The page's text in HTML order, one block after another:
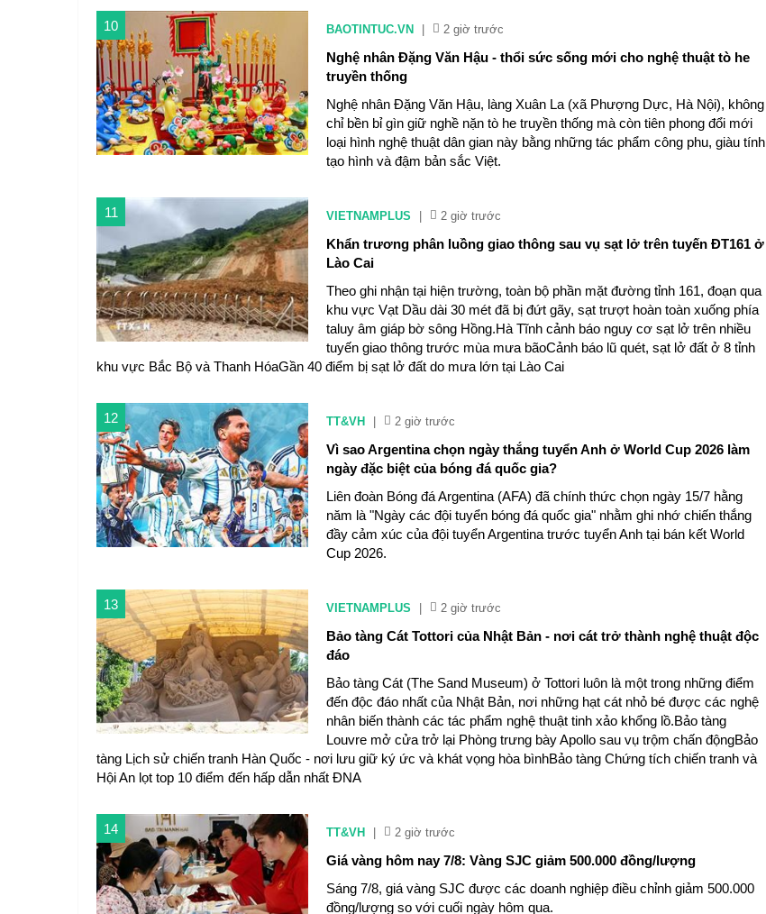
10 BAOTINTUC.VN 2 giờ trước
Nghệ nhân Đặng Văn Hậu - thổi sức sống mới cho nghệ thuật tò he
truyền thống
Nghệ nhân Đặng Văn Hậu, làng Xuân La (xã Phượng Dực, Hà Nội), không
chỉ bền bỉ gìn giữ nghề nặn tò he truyền thống mà còn tiên phong đổi mới
loại hình nghệ thuật dân gian này bằng những tác phẩm công phu, giàu tính
tạo hình và đậm bản sắc Việt.
11 VIETNAMPLUS 2 giờ trước
Khẩn trương phân luồng giao thông sau vụ sạt lở trên tuyến ĐT161 ở
Lào Cai
Theo ghi nhận tại hiện trường, toàn bộ phần mặt đường tỉnh 161, đoạn qua
khu vực Vạt Dầu dài 30 mét đã bị đứt gãy, sạt trượt hoàn toàn xuống phía
taluy âm giáp bờ sông Hồng.Hà Tĩnh cảnh báo nguy cơ sạt lở trên nhiều
tuyến giao thông trước mùa mưa bãoCảnh báo lũ quét, sạt lở đất ở 8 tỉnh
khu vực Bắc Bộ và Thanh HóaGần 40 điểm bị sạt lở đất do mưa lớn tại Lào Cai
12 TT&VH 2 giờ trước
Vì sao Argentina chọn ngày thắng tuyển Anh ở World Cup 2026 làm
ngày đặc biệt của bóng đá quốc gia?
Liên đoàn Bóng đá Argentina (AFA) đã chính thức chọn ngày 15/7 hằng
năm là "Ngày các đội tuyển bóng đá quốc gia" nhằm ghi nhớ chiến thắng
đầy cảm xúc của đội tuyển Argentina trước tuyển Anh tại bán kết World
Cup 2026.
13 VIETNAMPLUS 2 giờ trước
Bảo tàng Cát Tottori của Nhật Bản - nơi cát trở thành nghệ thuật độc
đáo
Bảo tàng Cát (The Sand Museum) ở Tottori luôn là một trong những điểm
đến độc đáo nhất của Nhật Bản, nơi những hạt cát nhỏ bé được các nghệ
nhân biến thành các tác phẩm nghệ thuật tinh xảo khổng lồ.Bảo tàng
Louvre mở cửa trở lại Phòng trưng bày Apollo sau vụ trộm chấn độngBảo
tàng Lịch sử chiến tranh Hàn Quốc - nơi lưu giữ ký ức và khát vọng hòa bìnhBảo tàng Chứng tích chiến tranh và
Hội An lọt top 10 điểm đến hấp dẫn nhất ĐNA
14 TT&VH 2 giờ trước
Giá vàng hôm nay 7/8: Vàng SJC giảm 500.000 đồng/lượng
Sáng 7/8, giá vàng SJC được các doanh nghiệp điều chỉnh giảm 500.000
đồng/lượng so với cuối ngày hôm qua.